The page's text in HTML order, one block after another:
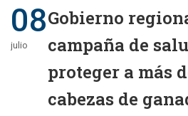
08
julio
Gobierno
campaña de
proteger a más
cabezas de